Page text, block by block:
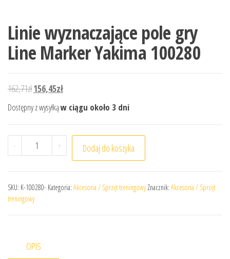
Linie wyznaczające pole gry
Line Marker Yakima 100280
162,71złPierwotna cena wynosiła: 162,71zł.
156,45złAktualna cena wynosi: 156,45zł.
Dostępny z wysyłkąw ciągu około 3 dni
- ilość Linie wyznaczające pole gry Line Marker Yakima
+ Dodaj do koszyka
SKU: K-100280- Kategoria: Akcesoria / Sprzęt treningowy Znacznik: Akcesoria / Sprzęt
treningowy
OPIS